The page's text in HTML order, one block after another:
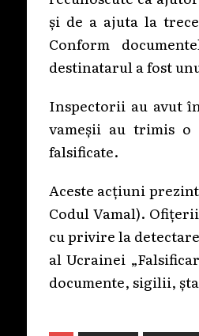
și de a ajuta la
Conform
destinatarul a fost
Inspectorii au avut
vameșii au trimis o
falsificate.
Aceste acțiuni
Codul Vamal).
cu privire la
al Ucrainei
documente, sigilii,